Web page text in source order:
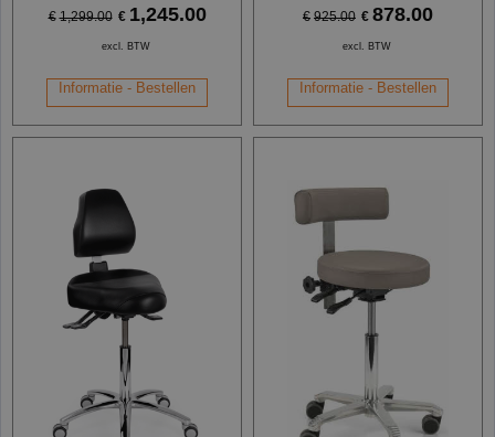
€ 1,299.00 € 1,245.00
excl. BTW
Informatie - Bestellen
€ 925.00 € 878.00
excl. BTW
Informatie - Bestellen